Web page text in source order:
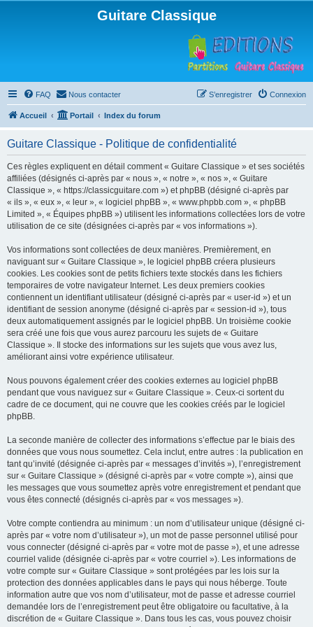
Guitare Classique
FAQ Nous contacter Connexion
S’enregistrer
Accueil Portail Index du forum
Guitare Classique - Politique de confidentialité
Ces règles expliquent en détail comment « Guitare Classique » et ses sociétés
affiliées (désignés ci-après par « nous », « notre », « nos », « Guitare
Classique », « https://classicguitare.com ») et phpBB (désigné ci-après par
« ils », « eux », « leur », « logiciel phpBB », « www.phpbb.com », « phpBB
Limited », « Équipes phpBB ») utilisent les informations collectées lors de votre
utilisation de ce site (désignées ci-après par « vos informations »).
Vos informations sont collectées de deux manières. Premièrement, en
naviguant sur « Guitare Classique », le logiciel phpBB créera plusieurs
cookies. Les cookies sont de petits fichiers texte stockés dans les fichiers
temporaires de votre navigateur Internet. Les deux premiers cookies
contiennent un identifiant utilisateur (désigné ci-après par « user-id ») et un
identifiant de session anonyme (désigné ci-après par « session-id »), tous
deux automatiquement assignés par le logiciel phpBB. Un troisième cookie
sera créé une fois que vous aurez parcouru les sujets de « Guitare
Classique ». Il stocke des informations sur les sujets que vous avez lus,
améliorant ainsi votre expérience utilisateur.
Nous pouvons également créer des cookies externes au logiciel phpBB
pendant que vous naviguez sur « Guitare Classique ». Ceux-ci sortent du
cadre de ce document, qui ne couvre que les cookies créés par le logiciel
phpBB.
La seconde manière de collecter des informations s’effectue par le biais des
données que vous nous soumettez. Cela inclut, entre autres : la publication en
tant qu’invité (désignée ci-après par « messages d’invités »), l’enregistrement
sur « Guitare Classique » (désigné ci-après par « votre compte »), ainsi que
les messages que vous soumettez après votre enregistrement et pendant que
vous êtes connecté (désignés ci-après par « vos messages »).
Votre compte contiendra au minimum : un nom d’utilisateur unique (désigné ci-
après par « votre nom d’utilisateur »), un mot de passe personnel utilisé pour
vous connecter (désigné ci-après par « votre mot de passe »), et une adresse
courriel valide (désignée ci-après par « votre courriel »). Les informations de
votre compte sur « Guitare Classique » sont protégées par les lois sur la
protection des données applicables dans le pays qui nous héberge. Toute
information autre que vos nom d’utilisateur, mot de passe et adresse courriel
demandée lors de l’enregistrement peut être obligatoire ou facultative, à la
discrétion de « Guitare Classique ». Dans tous les cas, vous pouvez choisir